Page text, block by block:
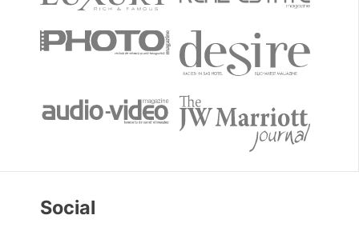
Social